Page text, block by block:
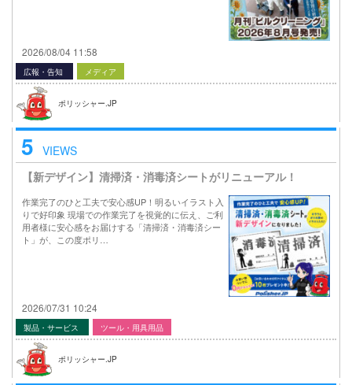
2026/08/04 11:58
広報・告知 メディア
ポリッシャー.JP
5 VIEWS
【新デザイン】清掃済・消毒済シートがリニューアル！
作業完了のひと工夫で安心感UP！明るいイラスト入
りで好印象 現場での作業完了を視覚的に伝え、ご利
用者様に安心感をお届けする「清掃済・消毒済シー
ト」が、この度ポリ…
2026/07/31 10:24
製品・サービス ツール・用具用品
ポリッシャー.JP